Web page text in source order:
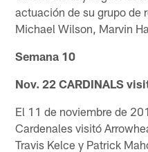
actuación de su grupo de
Michael Wilson, Marvin
Semana 10
Nov. 22 CARDINALS
El 11 de noviembre de
Cardenales visitó
Travis Kelce y Patrick